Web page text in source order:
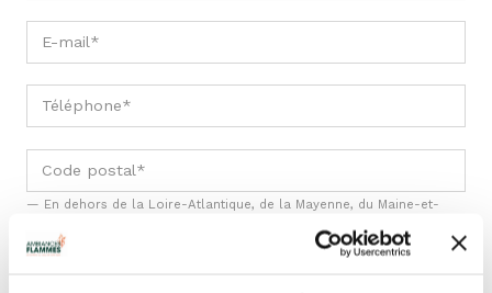
En dehors de la Loire-Atlantique, de la Mayenne, du Maine-et-
vous rapprocher d'un installateur proche de chez vous.